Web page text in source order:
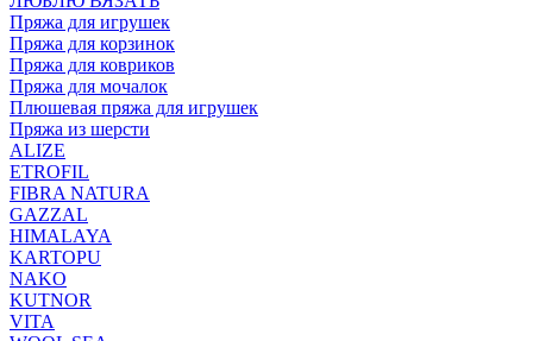
Пряжа для игрушек
Пряжа для корзинок
Пряжа для ковриков
Пряжа для мочалок
Плюшевая пряжа для игрушек
Пряжа из шерсти
ALIZE
ETROFIL
FIBRA NATURA
GAZZAL
HIMALAYA
KARTOPU
NAKO
KUTNOR
VITA